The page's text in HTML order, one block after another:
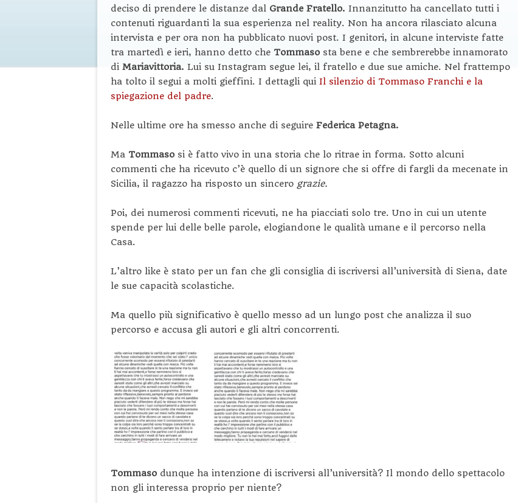
deciso di prendere le distanze dal Grande Fratello. Innanzitutto ha cancellato tutti i
contenuti riguardanti la sua esperienza nel reality. Non ha ancora rilasciato alcuna
intervista e per ora non ha pubblicato nuovi post. I genitori, in alcune interviste fatte
tra martedì e ieri, hanno detto che Tommaso sta bene e che sembrerebbe innamorato
di Mariavittoria. Lui su Instagram segue lei, il fratello e due sue amiche. Nel frattempo
ha tolto il segui a molti gieffini. I dettagli qui Il silenzio di Tommaso Franchi e la
spiegazione del padre.
Nelle ultime ore ha smesso anche di seguire Federica Petagna.
Ma Tommaso si è fatto vivo in una storia che lo ritrae in forma. Sotto alcuni
commenti che ha ricevuto c’è quello di un signore che si offre di fargli da mecenate in
Sicilia, il ragazzo ha risposto un sincero grazie.
Poi, dei numerosi commenti ricevuti, ne ha piacciati solo tre. Uno in cui un utente
spende per lui delle belle parole, elogiandone le qualità umane e il percorso nella
Casa.
L’altro like è stato per un fan che gli consiglia di iscriversi all’università di Siena, date
le sue capacità scolastiche.
Ma quello più significativo è quello messo ad un lungo post che analizza il suo
percorso e accusa gli autori e gli altri concorrenti.
Tommaso dunque ha intenzione di iscriversi all’università? Il mondo dello spettacolo
non gli interessa proprio per niente?